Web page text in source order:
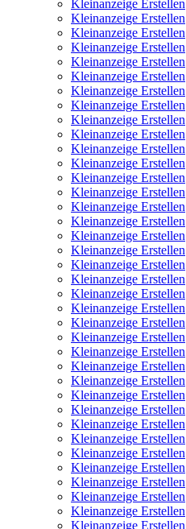
Kleinanzeige Erstellen
Kleinanzeige Erstellen
Kleinanzeige Erstellen
Kleinanzeige Erstellen
Kleinanzeige Erstellen
Kleinanzeige Erstellen
Kleinanzeige Erstellen
Kleinanzeige Erstellen
Kleinanzeige Erstellen
Kleinanzeige Erstellen
Kleinanzeige Erstellen
Kleinanzeige Erstellen
Kleinanzeige Erstellen
Kleinanzeige Erstellen
Kleinanzeige Erstellen
Kleinanzeige Erstellen
Kleinanzeige Erstellen
Kleinanzeige Erstellen
Kleinanzeige Erstellen
Kleinanzeige Erstellen
Kleinanzeige Erstellen
Kleinanzeige Erstellen
Kleinanzeige Erstellen
Kleinanzeige Erstellen
Kleinanzeige Erstellen
Kleinanzeige Erstellen
Kleinanzeige Erstellen
Kleinanzeige Erstellen
Kleinanzeige Erstellen
Kleinanzeige Erstellen
Kleinanzeige Erstellen
Kleinanzeige Erstellen
Kleinanzeige Erstellen
Kleinanzeige Erstellen
Kleinanzeige Erstellen
Kleinanzeige Erstellen
Kleinanzeige Erstellen